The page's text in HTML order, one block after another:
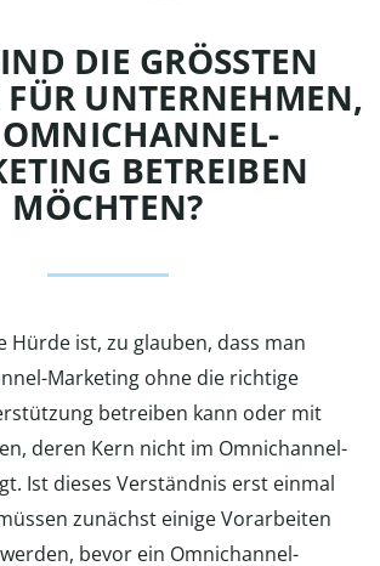
DIE GRÖSSTEN
UNTERNEHMEN,
BETREIBEN
MÖCHTEN?
Hürde ist, zu glauben, dass man
Marketing ohne die richtige
betreiben kann oder mit
deren Kern nicht im Omnichannel-
Ist dieses Verständnis erst einmal
zunächst einige Vorarbeiten
bevor ein Omnichannel-